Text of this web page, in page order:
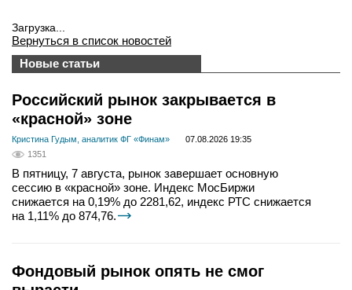
Загрузка...
Вернуться в список новостей
Новые статьи
Российский рынок закрывается в
«красной» зоне
Кристина Гудым, аналитик ФГ «Финам»
07.08.2026 19:35
1351
В пятницу, 7 августа, рынок завершает основную
сессию в «красной» зоне. Индекс МосБиржи
снижается на 0,19% до 2281,62, индекс РТС снижается
на 1,11% до 874,76.
Фондовый рынок опять не смог